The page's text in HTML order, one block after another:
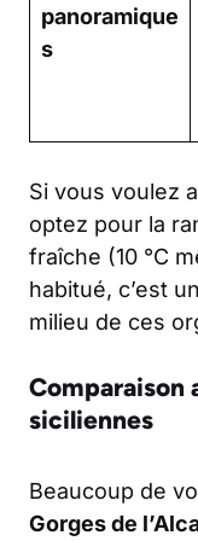
panoramique
s
Si vous voulez
optez pour la
fraîche (10 °C
habitué, c’est
milieu de ces
Comparaison
siciliennes
Beaucoup de
Gorges de